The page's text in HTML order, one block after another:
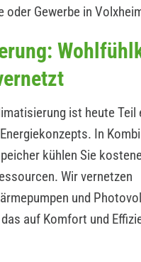
oder Gewerbe in
ist heute Teil
In
kühlen Sie
Wir vernetzen
und
auf Komfort und